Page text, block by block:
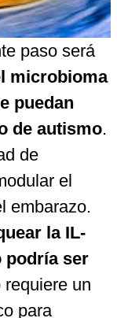
paso será
microbioma
puedan
de autismo.
de
el
embarazo.
la IL-
podría ser
requiere un
para